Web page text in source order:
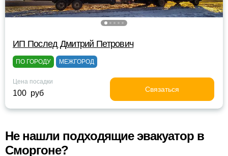
ИП Послед Дмитрий Петрович
ПО ГОРОДУ МЕЖГОРОД
Цена посадки
100 руб Связаться
Не нашли подходящие эвакуатор в
Сморгоне?